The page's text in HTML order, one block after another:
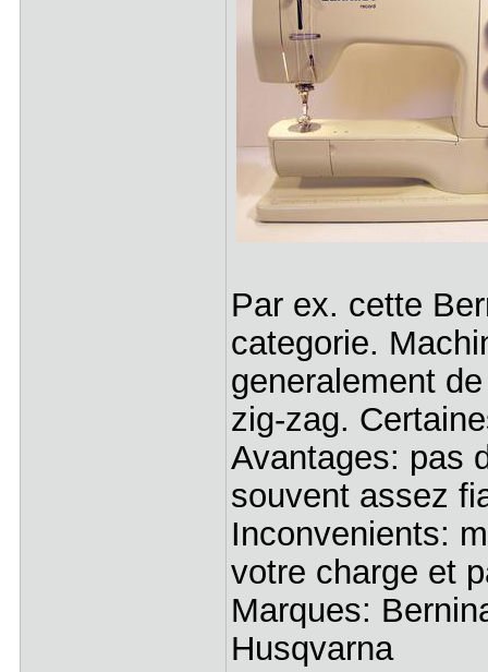
Par ex. cette
categorie.
generalement
zig-zag.
Avantages: pas
souvent assez
Inconvenients:
votre charge et
Marques:
Husqvarna